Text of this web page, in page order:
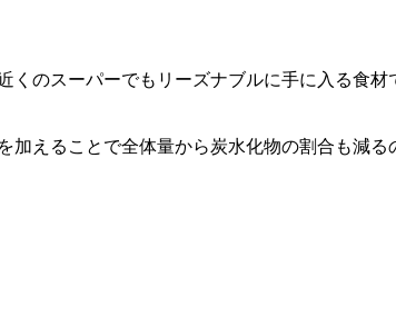
のスーパーでもリーズナブルに手に入る食
えることで全体量から炭水化物の割合も減